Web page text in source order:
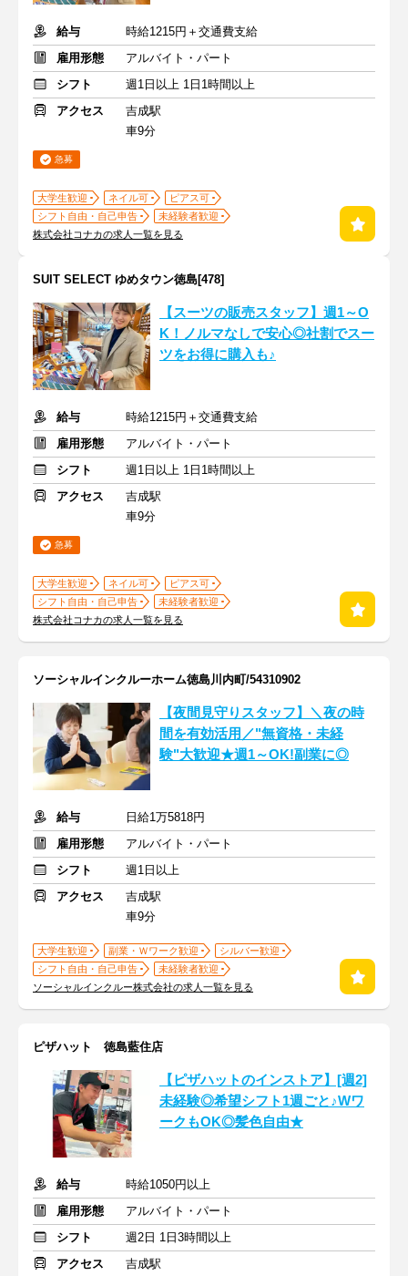
給与
時給1215円＋交通費支給
雇用形態
アルバイト・パート
シフト
週1日以上 1日1時間以上
アクセス
吉成駅
車9分
急募
大学生歓迎 ネイル可
ピアス可
シフト自由・自己申告
未経験者歓迎
株式会社コナカの求人一覧を見る
SUIT SELECT ゆめタウン徳島[478]
【スーツの販売スタッフ】週1～O
K！ノルマなしで安心◎社割でスー
ツをお得に購入も♪
給与
時給1215円＋交通費支給
雇用形態
アルバイト・パート
シフト
週1日以上 1日1時間以上
アクセス
吉成駅
車9分
急募
大学生歓迎 ネイル可
ピアス可
シフト自由・自己申告
未経験者歓迎
株式会社コナカの求人一覧を見る
ソーシャルインクルーホーム徳島川内町/54310902
【夜間見守りスタッフ】＼夜の時
間を有効活用／"無資格・未経
験"大歓迎★週1～OK!副業に◎
給与
日給1万5818円
雇用形態
アルバイト・パート
シフト
週1日以上
アクセス
吉成駅
車9分
大学生歓迎 副業・Ｗワーク歓迎
シルバー歓迎
シフト自由・自己申告
未経験者歓迎
ソーシャルインクルー株式会社の求人一覧を見る
ピザハット 徳島藍住店
【ピザハットのインストア】[週2]
未経験◎希望シフト1週ごと♪Wワ
ークもOK◎髪色自由★
給与
時給1050円以上
雇用形態
アルバイト・パート
シフト
週2日 1日3時間以上
アクセス
吉成駅